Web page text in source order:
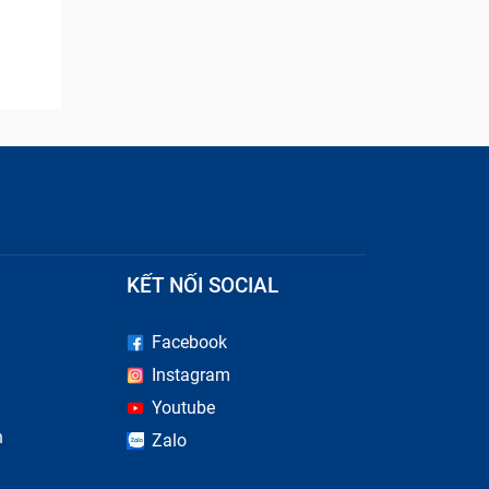
KẾT NỐI SOCIAL
Facebook
Instagram
Youtube
Zalo